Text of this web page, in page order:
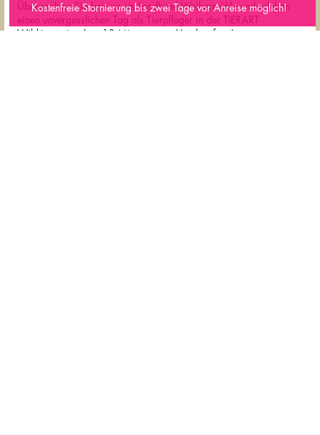
Kostenfreie Stornierung bis zwei Tage vor Anreise möglich!
Übernachten Sie bei uns im Landhotel Weihermühle und erleben
einen unvergesslichen Tag als Tierpfleger in der TIERART
Wildtierstation (nur 10 Minuten vom Hotel entfernt).